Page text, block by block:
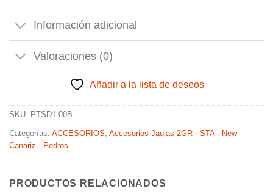
Información adicional
Valoraciones (0)
Añadir a la lista de deseos
SKU: PTSD1.00B
Categorías: ACCESORIOS Accesorios Jaulas 2GR · STA · New
Canariz · Pedros
PRODUCTOS RELACIONADOS